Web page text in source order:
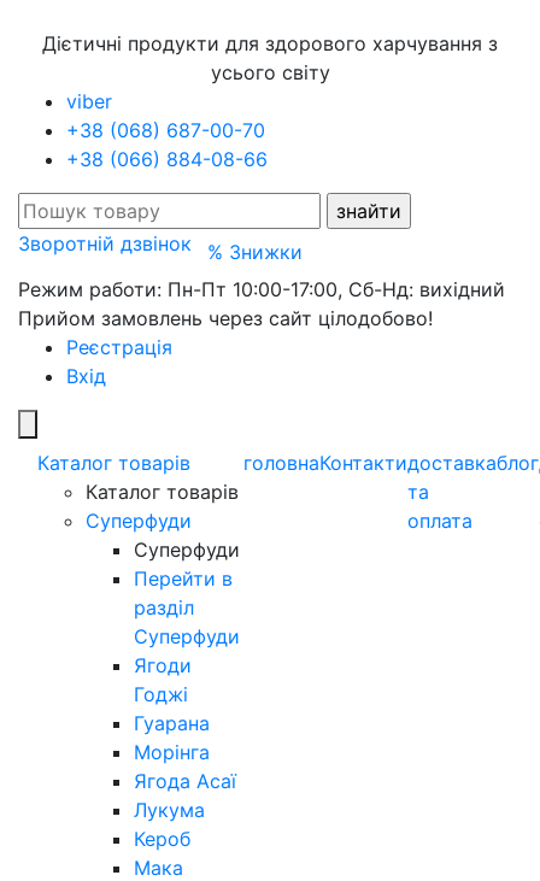
Дієтичні продукти для здорового харчування з
усього світу
viber
+38 (068) 687-00-70
+38 (066) 884-08-66
Зворотній дзвінок
% Знижки
Режим работи: Пн-Пт 10:00-17:00, Сб-Нд: вихідний
Прийом замовлень через сайт цілодобово!
Реєстрація
Вхід
Каталог товарів
Каталог товарів
Суперфуди
Суперфуди
Перейти в
разділ
Суперфуди
Ягоди
Годжі
Гуарана
Морінга
Ягода Асаї
Лукума
Кероб
Мака
головнаКонтактидоставка
та
оплата
блог